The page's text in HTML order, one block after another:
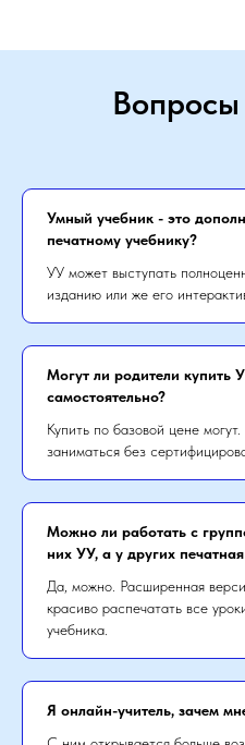
Умный учебник - это
печатному учебнику?
УУ может выступать
изданию или же его
Могут ли родители купить
самостоятельно?
Купить по базовой цене
заниматься без
Можно ли работать с
них УУ, а у других
Да, можно. Расширенная
красиво распечатать все
учебника.
Я онлайн-учитель, зачем